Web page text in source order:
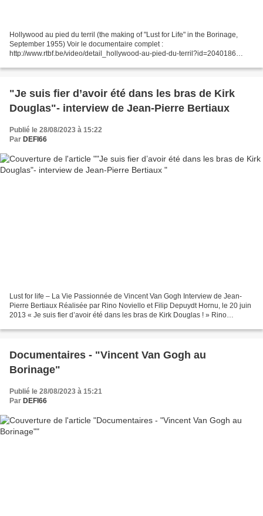
Hollywood au pied du terril (the making of "Lust for Life" in the Borinage,
September 1955) Voir le documentaire complet :
http://www.rtbf.be/video/detail_hollywood-au-pied-du-terril?id=2040186
"Je suis fier d’avoir été dans les bras de Kirk
Douglas"- interview de Jean-Pierre Bertiaux
Publié le 28/08/2023 à 15:22
Par DEFI66
Lust for life – La Vie Passionnée de Vincent Van Gogh Interview de Jean-
Pierre Bertiaux Réalisée par Rino Noviello et Filip Depuydt Hornu, le 20 juin
2013 « Je suis fier d’avoir été dans les bras de Kirk Douglas ! » Rino
Documentaires - "Vincent Van Gogh au
Borinage"
Publié le 28/08/2023 à 15:21
Par DEFI66